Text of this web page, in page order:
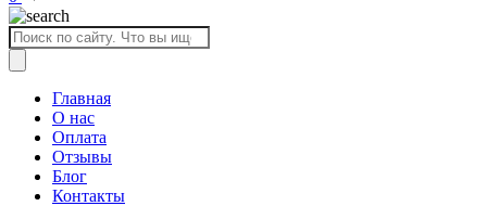
Поиск
товаров
Главная
О нас
Оплата
Отзывы
Блог
Контакты